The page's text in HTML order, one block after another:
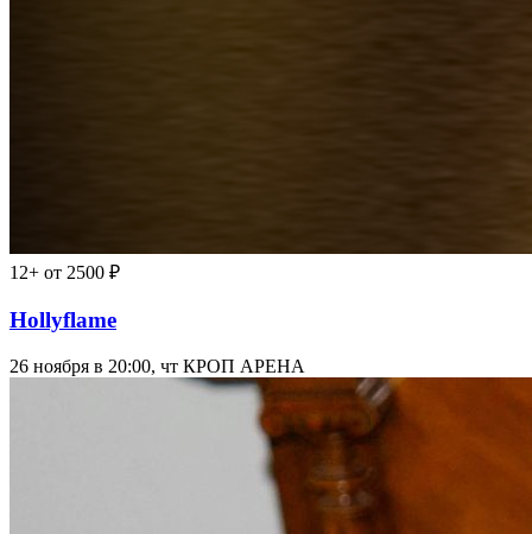
12+ от 2500 ₽
Hollyflame
26 ноября в 20:00, чт КРОП АРЕНА